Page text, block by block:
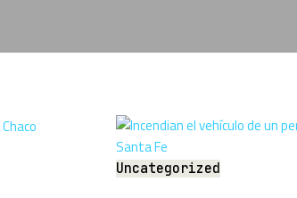
Uncategorized